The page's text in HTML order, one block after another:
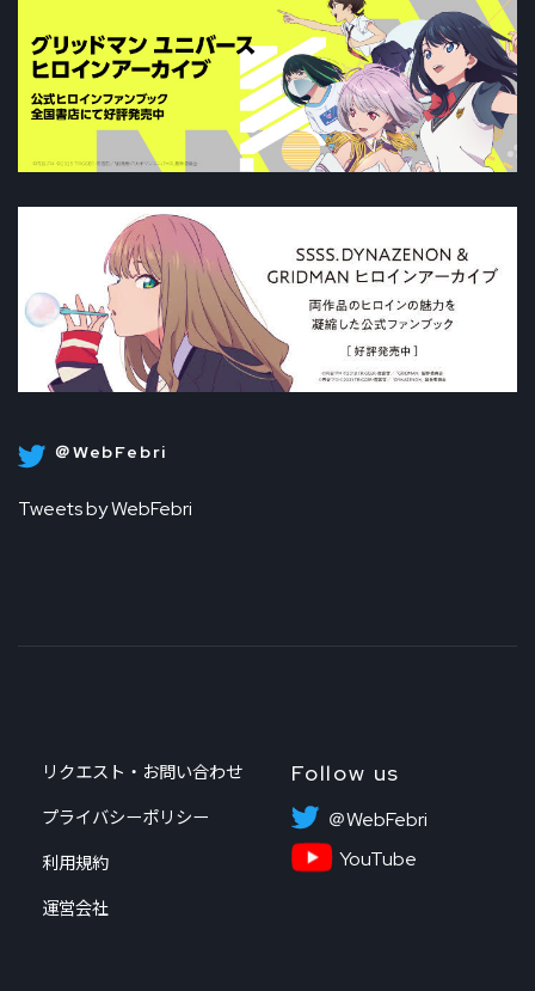
＠WebFebri
Tweets by WebFebri
リクエスト・お問い合わせ
プライバシーポリシー
利用規約
運営会社
Follow us
＠WebFebri
YouTube